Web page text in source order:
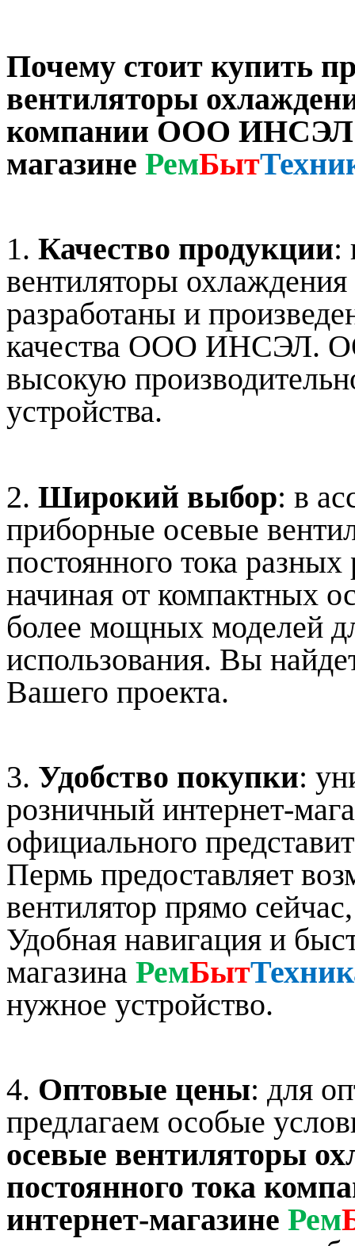
Почему стоит купить
вентиляторы
компании ООО ИНСЭЛ
магазине РемБыт
1. Качество продукции:
вентиляторы
разработаны и
качества ООО ИНСЭЛ.
высокую
устройства.
2. Широкий выбор: в
приборные осевые
постоянного тока
начиная от компактных
более мощных моделей
использования. Вы
Вашего проекта.
3. Удобство покупки:
розничный интернет-
официального
Пермь предоставляет
вентилятор прямо
Удобная навигация и
магазина РемБыт
нужное устройство.
4. Оптовые цены: для
предлагаем особые
осевые вентиляторы
постоянного тока
интернет-магазине Рем